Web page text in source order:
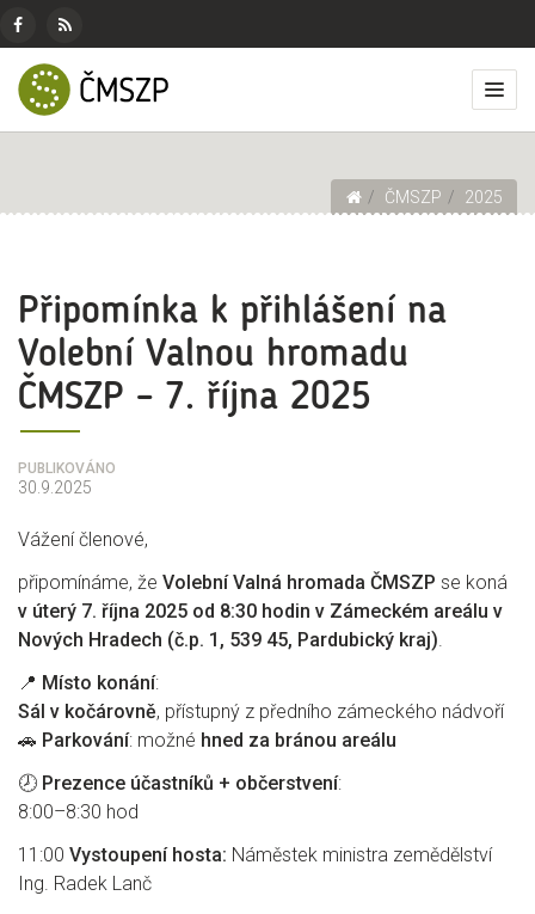
ČMSZP
Českomoravský
svaz
zemědělských
Menu
pro
sociální
sítě
Facebook
RSS
zdroj
Základní
menu
ČMSZP 2025
Připomínka k přihlášení na
Volební Valnou hromadu
ČMSZP – 7. října 2025
PUBLIKOVÁNO
30.9.2025
Vážení členové,
připomínáme, že Volební Valná hromada ČMSZP se koná
v úterý 7. října 2025 od 8:30 hodin v Zámeckém areálu v
Nových Hradech (č.p. 1, 539 45, Pardubický kraj).
📍 Místo konání:
Sál v kočárovně, přístupný z předního zámeckého nádvoří
🚗 Parkování: možné hned za bránou areálu
🕗 Prezence účastníků + občerstvení:
8:00–8:30 hod
11:00 Vystoupení hosta: Náměstek ministra zemědělství
Ing. Radek Lanč